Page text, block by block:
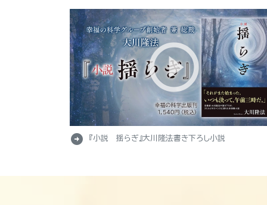
arrow_circle_right 『小説 揺らぎ』大川隆法書き下ろし小説